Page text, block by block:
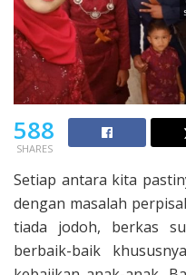
588
SHARES
Setiap antara kita
dengan masalah
tiada jodoh, berkas
berbaik-baik